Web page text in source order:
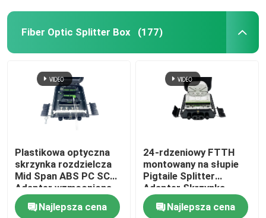
Moduł SFP
Fiber Optic Splitter Box (177)
Plastikowa optyczna
skrzynka rozdzielcza
Mid Span ABS PC SC
Adapter wzmocniona
16 portami
Najlepsza cena
24-rdzeniowy FTTH
montowany na słupie
Pigtaile Splitter
Adapter Skrzynka
przyłączeniowa kabla
światłowodowego
Najlepsza cena